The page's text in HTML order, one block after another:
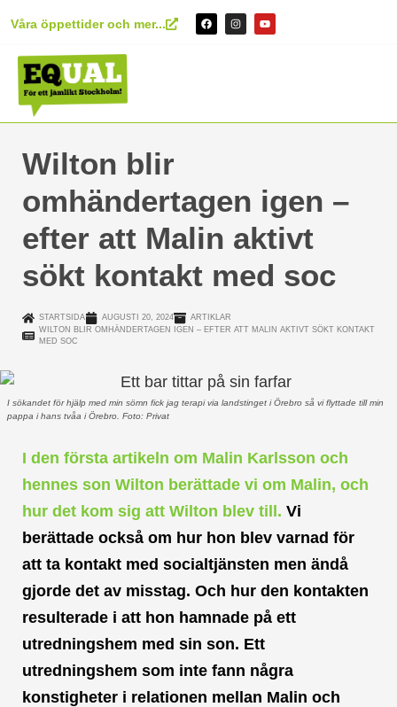
Våra öppettider och mer...
Wilton blir
omhändertagen igen –
efter att Malin aktivt
sökt kontakt med soc
STARTSIDA AUGUSTI 20, 2024
ARTIKLAR
WILTON BLIR OMHÄNDERTAGEN IGEN – EFTER ATT MALIN AKTIVT SÖKT KONTAKT
MED SOC
I sökandet för hjälp med min sömn fick jag terapi via landstinget i Örebro så vi flyttade till min
pappa i hans tvåa i Örebro. Foto: Privat
I den första artikeln om Malin Karlsson och
hennes son Wilton berättade vi om Malin, och
hur det kom sig att Wilton blev till. Vi
berättade också om hur hon blev varnad för
att ta kontakt med socialtjänsten men ändå
gjorde det av misstag. Och hur den kontakten
resulterade i att hon hamnade på ett
utredningshem med sin son. Ett
utredningshem som inte fann några
konstigheter i relationen mellan Malin och